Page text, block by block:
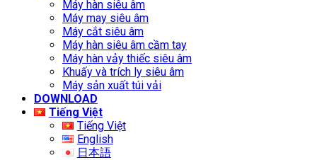
Máy hàn siêu âm
Máy may siêu âm
Máy cắt siêu âm
Máy hàn siêu âm cầm tay
Máy hàn vảy thiếc siêu âm
Khuấy và trích ly siêu âm
Máy sản xuất túi vải
DOWNLOAD
Tiếng Việt
Tiếng Việt
English
日本語